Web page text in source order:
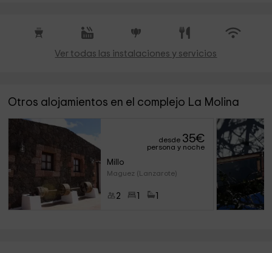
Ver todas las instalaciones y servicios
Otros alojamientos en el complejo La Molina
desde 35€
persona y noche
Millo
Maguez (Lanzarote)
2